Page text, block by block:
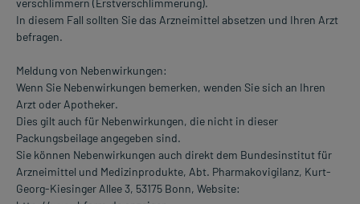
verschlimmern (Erstverschlimmerung).
In diesem Fall sollten Sie das Arzneimittel absetzen und Ihren Arzt
befragen.
Meldung von Nebenwirkungen:
Wenn Sie Nebenwirkungen bemerken, wenden Sie sich an Ihren
Arzt oder Apotheker.
Dies gilt auch für Nebenwirkungen, die nicht in dieser
Packungsbeilage angegeben sind.
Sie können Nebenwirkungen auch direkt dem Bundesinstitut für
Arzneimittel und Medizinprodukte, Abt. Pharmakovigilanz, Kurt-
Georg-Kiesinger Allee 3, 53175 Bonn, Website: